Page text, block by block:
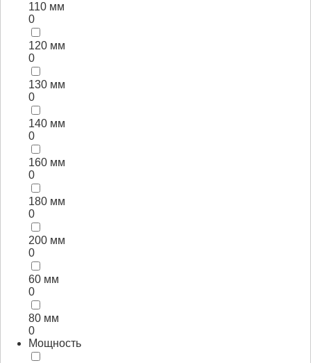
110 мм
0
120 мм
0
130 мм
0
140 мм
0
160 мм
0
180 мм
0
200 мм
0
60 мм
0
80 мм
0
Мощность